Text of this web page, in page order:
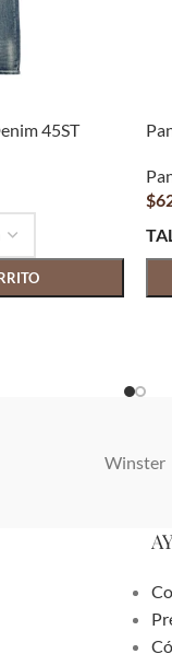
45ST
$
Winster